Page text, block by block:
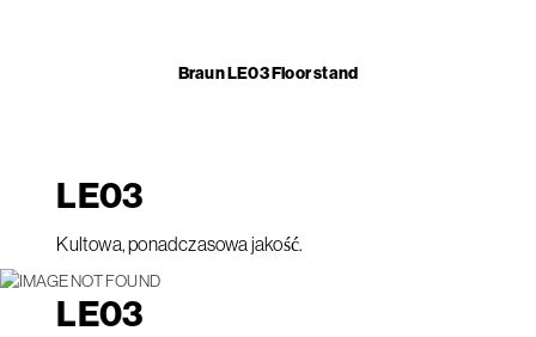
Braun LE03 Floor stand
LE03
Kultowa, ponadczasowa jakość.
LE03